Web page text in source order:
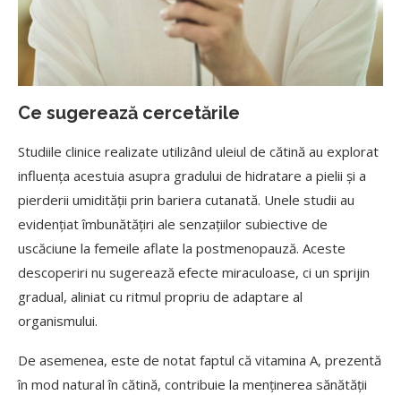
Ce sugerează cercetările
Studiile clinice realizate utilizând uleiul de cătină au explorat
influența acestuia asupra gradului de hidratare a pielii și a
pierderii umidității prin bariera cutanată. Unele studii au
evidențiat îmbunătățiri ale senzațiilor subiective de
uscăciune la femeile aflate la postmenopauză. Aceste
descoperiri nu sugerează efecte miraculoase, ci un sprijin
gradual, aliniat cu ritmul propriu de adaptare al
organismului.
De asemenea, este de notat faptul că vitamina A, prezentă
în mod natural în cătină, contribuie la menținerea sănătății